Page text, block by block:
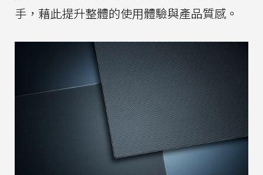
手，藉此提升整體的使用體驗與產品質感。